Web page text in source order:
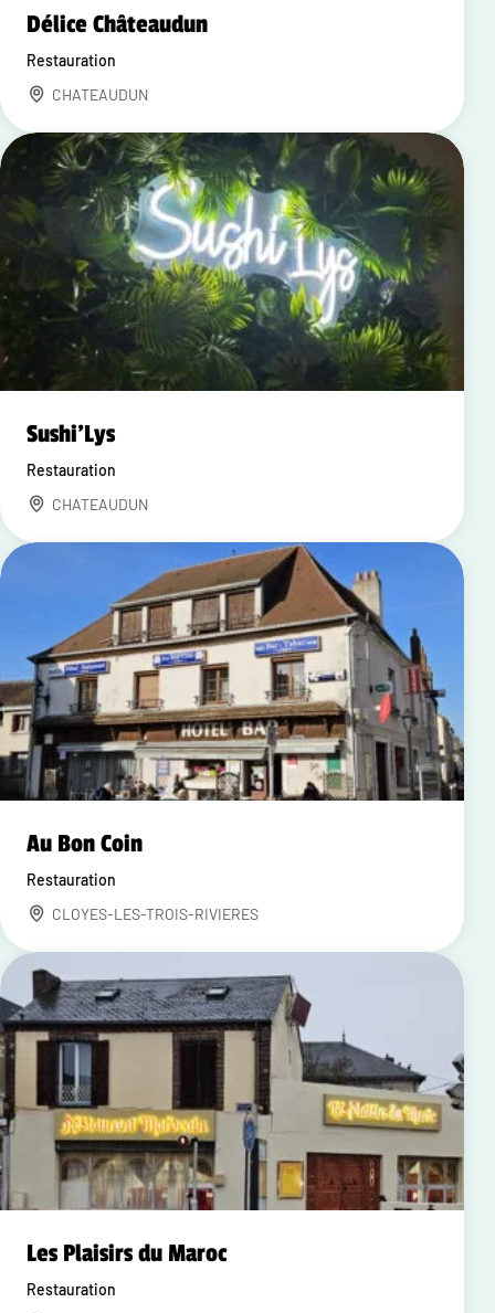
Délice Châteaudun
Restauration
CHATEAUDUN
Sushi'Lys
Restauration
CHATEAUDUN
Au Bon Coin
Restauration
CLOYES-LES-TROIS-RIVIERES
Les Plaisirs du Maroc
Restauration